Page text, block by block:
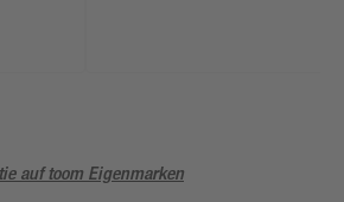
auf toom Eigenmarken